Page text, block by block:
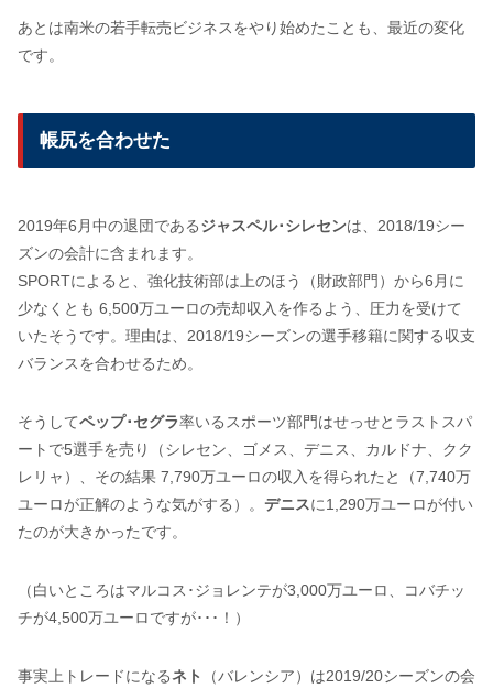
あとは南米の若手転売ビジネスをやり始めたことも、最近の変化
です。
帳尻を合わせた
2019年6月中の退団であるジャスペル･シレセンは、2018/19シー
ズンの会計に含まれます。
SPORTによると、強化技術部は上のほう（財政部門）から6月に
少なくとも 6,500万ユーロの売却収入を作るよう、圧力を受けて
いたそうです。理由は、2018/19シーズンの選手移籍に関する収支
バランスを合わせるため。
そうしてペップ･セグラ率いるスポーツ部門はせっせとラストスパ
ートで5選手を売り（シレセン、ゴメス、デニス、カルドナ、クク
レリャ）、その結果 7,790万ユーロの収入を得られたと（7,740万
ユーロが正解のような気がする）。 デニスに1,290万ユーロが付い
たのが大きかったです。
（白いところはマルコス･ジョレンテが3,000万ユーロ、コバチッ
チが4,500万ユーロですが･･･！）
事実上トレードになるネト （バレンシア）は2019/20シーズンの会